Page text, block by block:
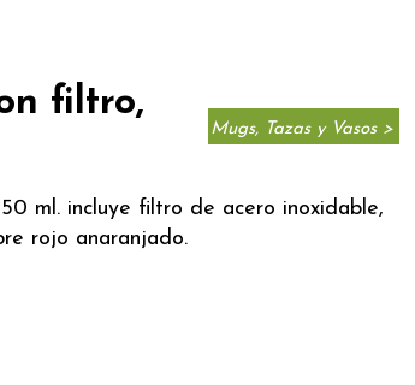
filtro,
Mugs, Tazas y Vasos >
ml. incluye filtro de acero inoxidable,
rojo anaranjado.